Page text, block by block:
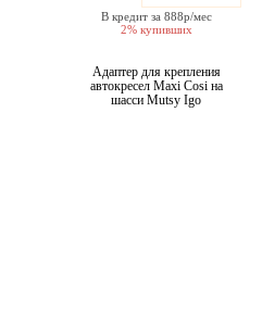
В кредит за 888р/мес
2% купивших
Адаптер для крепления
автокресел Maxi Cosi на
шасси Mutsy Igo